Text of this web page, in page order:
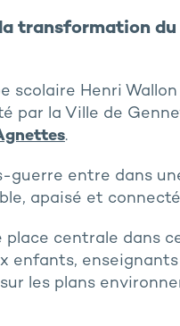
transformation
Henri Wallon
par la Ville de
.
guerre entre dans
apaisé et
centrale dans
enfants,
les plans